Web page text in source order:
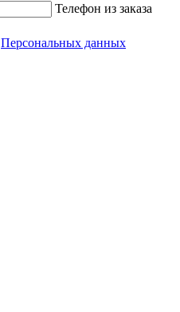
Телефон из заказа
Персональных данных